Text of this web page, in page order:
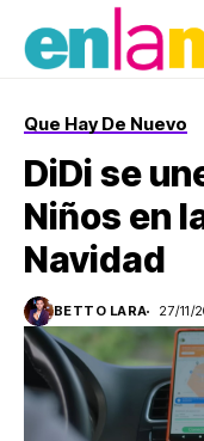
Que Hay De Nuevo
DiDi se
Niños en
Navidad
BETTO LARA 27/11/